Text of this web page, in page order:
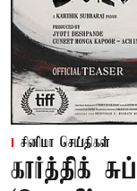
சினிமா செய்திகள்
கார்த்திக்